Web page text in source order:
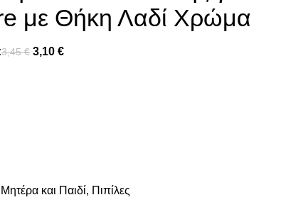
με Θήκη Λαδί Χρώμα
3,45€ 3,10 €
Μητέρα και Παιδί, Πιπίλες